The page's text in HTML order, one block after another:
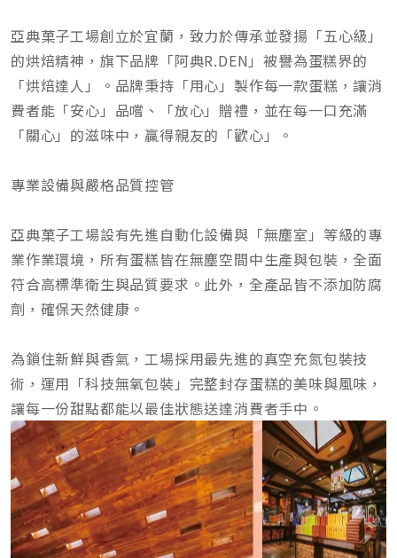
亞典菓子工場創立於宜蘭，致力於傳承並發揚「五心級」
的烘焙精神，旗下品牌「阿典R.DEN」被譽為蛋糕界的
「烘焙達人」。品牌秉持「用心」製作每一款蛋糕，讓消
費者能「安心」品嚐、「放心」贈禮，並在每一口充滿
「關心」的滋味中，贏得親友的「歡心」。
專業設備與嚴格品質控管
亞典菓子工場設有先進自動化設備與「無塵室」等級的專
業作業環境，所有蛋糕皆在無塵空間中生產與包裝，全面
符合高標準衛生與品質要求。此外，全產品皆不添加防腐
劑，確保天然健康。
為鎖住新鮮與香氣，工場採用最先進的真空充氮包裝技
術，運用「科技無氧包裝」完整封存蛋糕的美味與風味，
讓每一份甜點都能以最佳狀態送達消費者手中。